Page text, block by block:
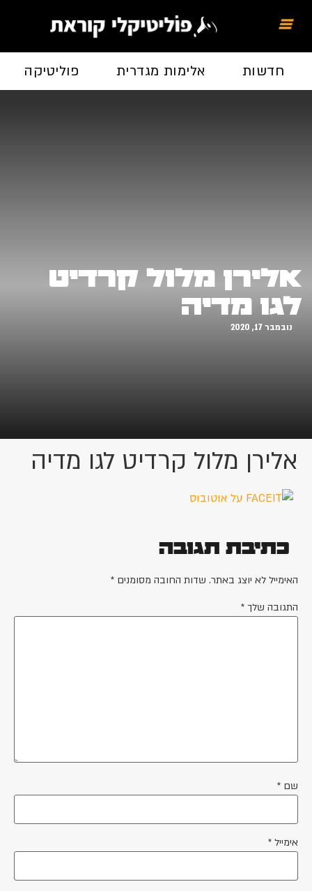
חדשות אלימות מגדרית פוליטיקה
אלירן מלול קרדיט
לגו מדיה
נובמבר 17, 2020
אלירן מלול קרדיט לגו מדיה
כתיבת תגובה
האימייל לא יוצג באתר. שדות החובה מסומנים *
התגובה שלך *
שם *
אימייל *